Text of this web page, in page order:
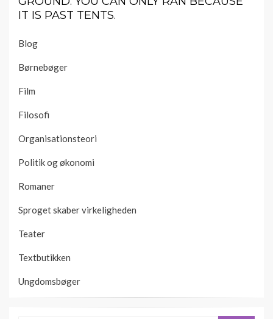
IT IS PAST TENTS.
Blog
Børnebøger
Film
Filosofi
Organisationsteori
Politik og økonomi
Romaner
Sproget skaber virkeligheden
Teater
Textbutikken
Ungdomsbøger